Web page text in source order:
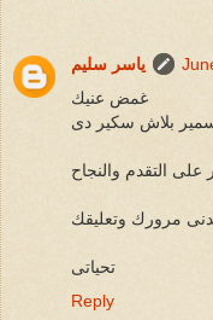
ياسر سليم
غمض عنيك
بلاش سكير دى
التقدم والنجاح
مرورك وتعليقك
تحياتى
Reply